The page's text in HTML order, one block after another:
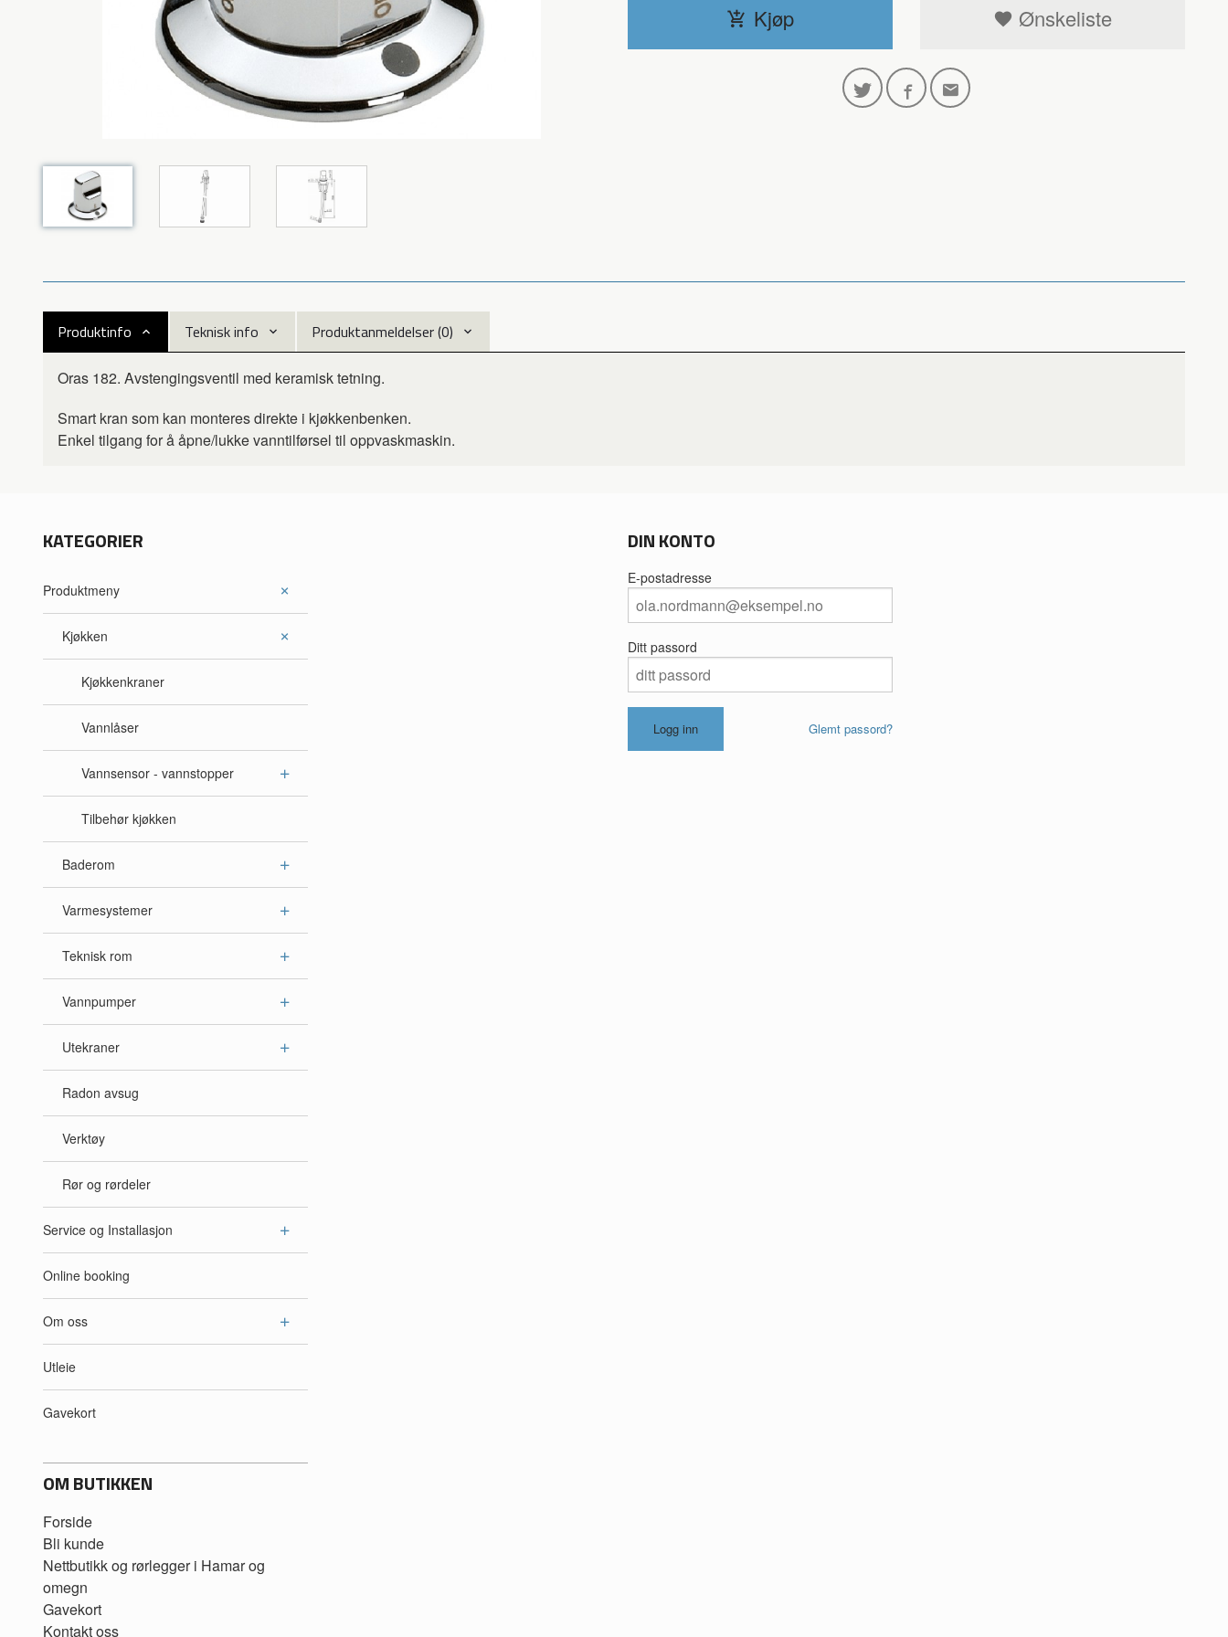
Kjøp Ønskeliste
Produktinfo Teknisk info Produktanmeldelser (0)
Oras 182. Avstengingsventil med keramisk tetning.
Smart kran som kan monteres direkte i kjøkkenbenken.
Enkel tilgang for å åpne/lukke vanntilførsel til oppvaskmaskin.
KATEGORIER
Produktmeny
Kjøkken
Kjøkkenkraner
Vannlåser
Vannsensor - vannstopper
Tilbehør kjøkken
Baderom
Varmesystemer
Teknisk rom
Vannpumper
Utekraner
Radon avsug
Verktøy
Rør og rørdeler
Service og Installasjon
Online booking
Om oss
Utleie
Gavekort
OM BUTIKKEN
Forside
Bli kunde
Nettbutikk og rørlegger i Hamar og
omegn
Gavekort
Kontakt oss
DIN KONTO
E-postadresse
Ditt passord
Glemt passord?